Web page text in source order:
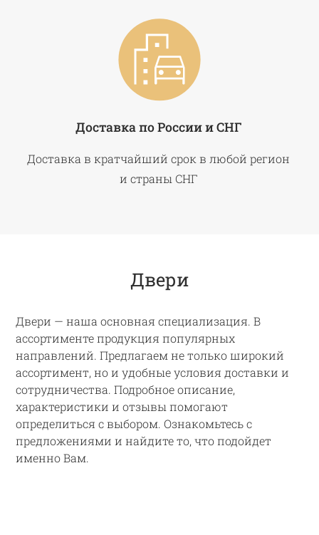
Доставка по России и СНГ
Доставка в кратчайший срок в любой регион
и страны СНГ
Двери
Двери — наша основная специализация. В
ассортименте продукция популярных
направлений. Предлагаем не только широкий
ассортимент, но и удобные условия доставки и
сотрудничества. Подробное описание,
характеристики и отзывы помогают
определиться с выбором. Ознакомьтесь с
предложениями и найдите то, что подойдет
именно Вам.